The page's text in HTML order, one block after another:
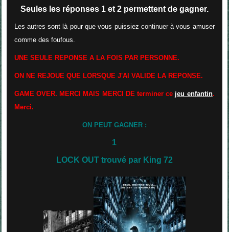
Seules les réponses 1 et 2 permettent de gagner.
Les autres sont là pour que vous puissiez continuer à vous amuser
comme des foufous.
UNE SEULE REPONSE A LA FOIS PAR PERSONNE.
ON NE REJOUE QUE LORSQUE J'AI VALIDE LA REPONSE.
GAME OVER. MERCI MAIS MERCI DE terminer ce jeu enfantin.
Merci.
ON PEUT GAGNER :
1
LOCK OUT trouvé par King 72